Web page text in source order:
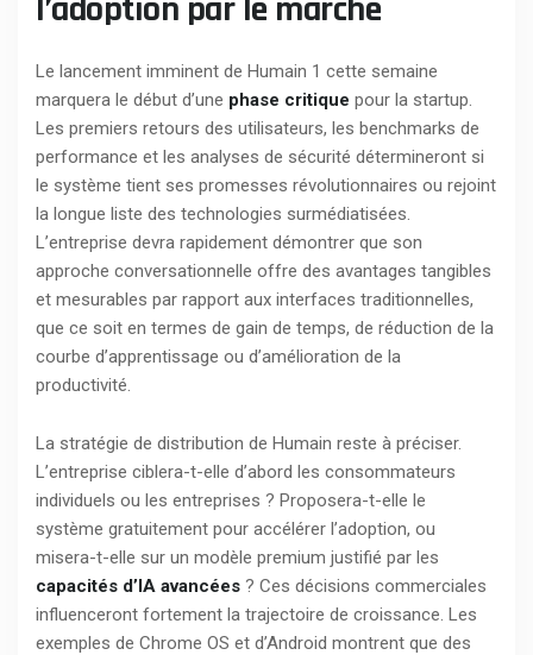
l’adoption par le marché
Le lancement imminent de Humain 1 cette semaine
marquera le début d’une phase critique pour la startup.
Les premiers retours des utilisateurs, les benchmarks de
performance et les analyses de sécurité détermineront si
le système tient ses promesses révolutionnaires ou rejoint
la longue liste des technologies surmédiatisées.
L’entreprise devra rapidement démontrer que son
approche conversationnelle offre des avantages tangibles
et mesurables par rapport aux interfaces traditionnelles,
que ce soit en termes de gain de temps, de réduction de la
courbe d’apprentissage ou d’amélioration de la
productivité.
La stratégie de distribution de Humain reste à préciser.
L’entreprise ciblera-t-elle d’abord les consommateurs
individuels ou les entreprises ? Proposera-t-elle le
système gratuitement pour accélérer l’adoption, ou
misera-t-elle sur un modèle premium justifié par les
capacités d’IA avancées ? Ces décisions commerciales
influenceront fortement la trajectoire de croissance. Les
exemples de Chrome OS et d’Android montrent que des